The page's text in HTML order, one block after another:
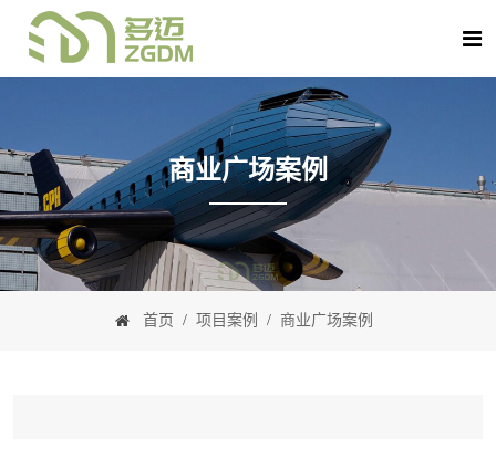
商业广场案例
首页 / 项目案例 / 商业广场案例